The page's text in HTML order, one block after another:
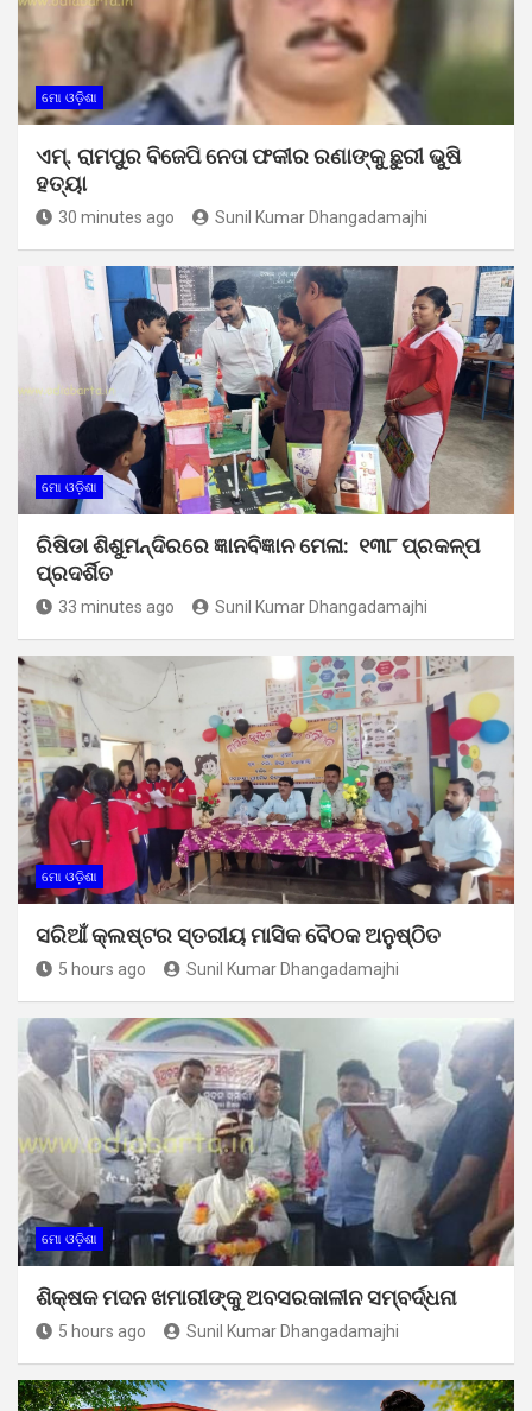
ମୋ ଓଡ଼ିଶା
ଏମ୍. ରାମପୁର ବିଜେପି ନେତା ଫକୀର ରଣାଙ୍କୁ ଛୁରୀ ଭୁଷି
ହତ୍ୟା
30 minutes ago Sunil Kumar Dhangadamajhi
ମୋ ଓଡ଼ିଶା
ରିଷିଡା ଶିଶୁମନ୍ଦିରରେ ଜ୍ଞାନବିଜ୍ଞାନ ମେଳା: ୧୩୮ ପ୍ରକଳ୍ପ
ପ୍ରଦର୍ଶିତ
33 minutes ago Sunil Kumar Dhangadamajhi
ମୋ ଓଡ଼ିଶା
ସରିଆଁ କ୍ଲଷ୍ଟର ସ୍ତରୀୟ ମାସିକ ବୈଠକ ଅନୁଷ୍ଠିତ
5 hours ago Sunil Kumar Dhangadamajhi
ମୋ ଓଡ଼ିଶା
ଶିକ୍ଷକ ମଦନ ଖମାରୀଙ୍କୁ ଅବସରକାଳୀନ ସମ୍ବର୍ଦ୍ଧନା
5 hours ago Sunil Kumar Dhangadamajhi